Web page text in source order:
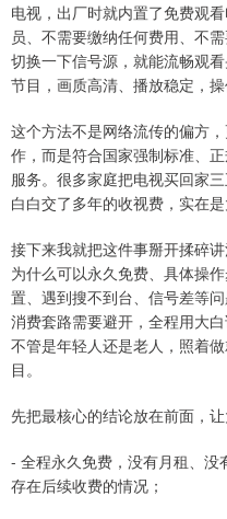
电视，出厂时就内置了免费观
员、不需要缴纳任何费用、不
切换一下信号源，就能流畅观
节目，画质高清、播放稳定，操
这个方法不是网络流传的偏方
作，而是符合国家强制标准、
服务。很多家庭把电视买回家
白白交了多年的收视费，实在是
接下来我就把这件事掰开揉碎
为什么可以永久免费、具体操
置、遇到搜不到台、信号差等
消费套路需要避开，全程用大
不管是年轻人还是老人，照着
目。
先把最核心的结论放在前面，让
- 全程永久免费，没有月租、
存在后续收费的情况；